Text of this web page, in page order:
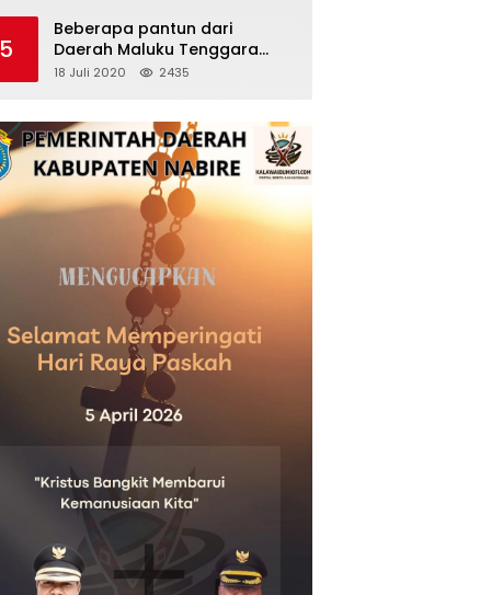
5
Beberapa pantun dari
Daerah Maluku Tenggara
(Kei)
18 Juli 2020 2435